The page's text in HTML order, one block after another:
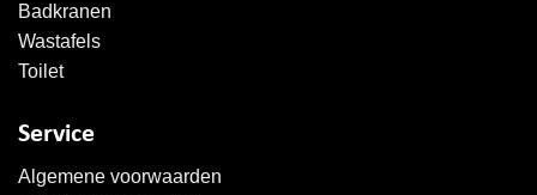
Badkranen
Wastafels
Toilet
Service
Algemene voorwaarden